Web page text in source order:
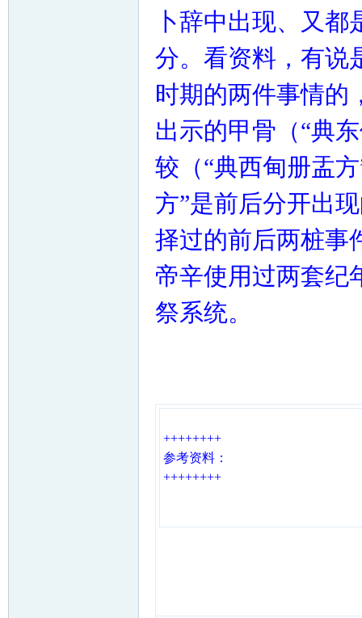
卜辞中出现、又
分。看资料，有说
时期的两件事情的
出示的甲骨（“典
较（“典西甸册盂
方”是前后分开出
择过的前后两桩事
帝辛使用过两套纪
祭系统。
++++++++
参考资料：
++++++++